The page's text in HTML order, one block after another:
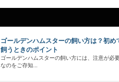
ゴールデンハムスターの飼い方は？初め
飼うときのポイント
ゴールデンハムスターの飼い方には、注意が必
なのをご存知...